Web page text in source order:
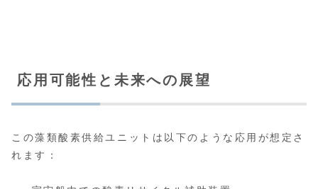
応用可能性と未来への展望
この藻類酸素供給ユニットは以下のような応用が想定さ
れます：